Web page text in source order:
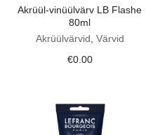
Akrüül-vinüülvärv LB Flashe
80ml
Akrüülvärvid Värvid
€0.00